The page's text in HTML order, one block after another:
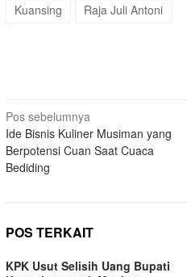
Kuansing Raja Juli Antoni
Navigasi
pos
Pos sebelumnya
Ide Bisnis Kuliner Musiman yang
Berpotensi Cuan Saat Cuaca
Bediding
POS TERKAIT
KPK Usut Selisih Uang Bupati